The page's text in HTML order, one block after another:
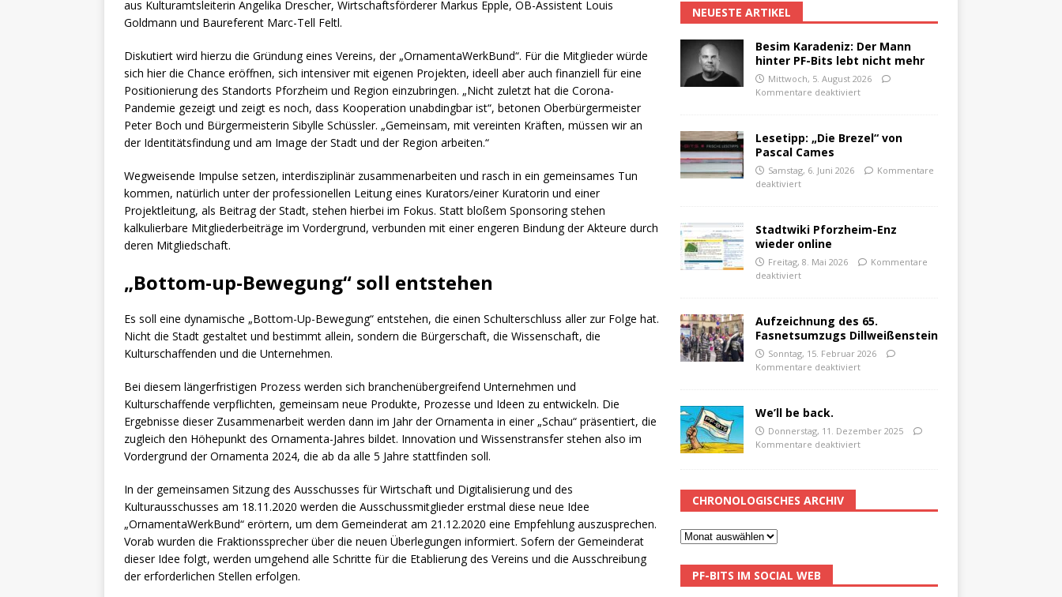
aus Kulturamtsleiterin Angelika Drescher, Wirtschaftsförderer Markus Epple, OB-Assistent Louis
Goldmann und Baureferent Marc-Tell Feltl.
Diskutiert wird hierzu die Gründung eines Vereins, der „OrnamentaWerkBund“. Für die Mitglieder würde
sich hier die Chance eröffnen, sich intensiver mit eigenen Projekten, ideell aber auch finanziell für eine
Positionierung des Standorts Pforzheim und Region einzubringen. „Nicht zuletzt hat die Corona-
Pandemie gezeigt und zeigt es noch, dass Kooperation unabdingbar ist“, betonen Oberbürgermeister
Peter Boch und Bürgermeisterin Sibylle Schüssler. „Gemeinsam, mit vereinten Kräften, müssen wir an
der Identitätsfindung und am Image der Stadt und der Region arbeiten.“
Wegweisende Impulse setzen, interdisziplinär zusammenarbeiten und rasch in ein gemeinsames Tun
kommen, natürlich unter der professionellen Leitung eines Kurators/einer Kuratorin und einer
Projektleitung, als Beitrag der Stadt, stehen hierbei im Fokus. Statt bloßem Sponsoring stehen
kalkulierbare Mitgliederbeiträge im Vordergrund, verbunden mit einer engeren Bindung der Akteure durch
deren Mitgliedschaft.
„Bottom-up-Bewegung“ soll entstehen
Es soll eine dynamische „Bottom-Up-Bewegung“ entstehen, die einen Schulterschluss aller zur Folge hat.
Nicht die Stadt gestaltet und bestimmt allein, sondern die Bürgerschaft, die Wissenschaft, die
Kulturschaffenden und die Unternehmen.
Bei diesem längerfristigen Prozess werden sich branchenübergreifend Unternehmen und
Kulturschaffende verpflichten, gemeinsam neue Produkte, Prozesse und Ideen zu entwickeln. Die
Ergebnisse dieser Zusammenarbeit werden dann im Jahr der Ornamenta in einer „Schau“ präsentiert, die
zugleich den Höhepunkt des Ornamenta-Jahres bildet. Innovation und Wissenstransfer stehen also im
Vordergrund der Ornamenta 2024, die ab da alle 5 Jahre stattfinden soll.
In der gemeinsamen Sitzung des Ausschusses für Wirtschaft und Digitalisierung und des
Kulturausschusses am 18.11.2020 werden die Ausschussmitglieder erstmal diese neue Idee
„OrnamentaWerkBund“ erörtern, um dem Gemeinderat am 21.12.2020 eine Empfehlung auszusprechen.
Vorab wurden die Fraktionssprecher über die neuen Überlegungen informiert. Sofern der Gemeinderat
dieser Idee folgt, werden umgehend alle Schritte für die Etablierung des Vereins und die Ausschreibung
der erforderlichen Stellen erfolgen.
NEUESTE ARTIKEL
Besim Karadeniz: Der Mann
hinter PF-Bits lebt nicht mehr
Mittwoch, 5. August 2026
Kommentare deaktiviert
Lesetipp: „Die Brezel“ von
Pascal Cames
Samstag, 6. Juni 2026
Kommentare
deaktiviert
Stadtwiki Pforzheim-Enz
wieder online
Freitag, 8. Mai 2026
Kommentare
deaktiviert
Aufzeichnung des 65.
Fasnetsumzugs Dillweißenstein
Sonntag, 15. Februar 2026
Kommentare deaktiviert
We’ll be back.
Donnerstag, 11. Dezember 2025
Kommentare deaktiviert
CHRONOLOGISCHES ARCHIV
PF-BITS IM SOCIAL WEB